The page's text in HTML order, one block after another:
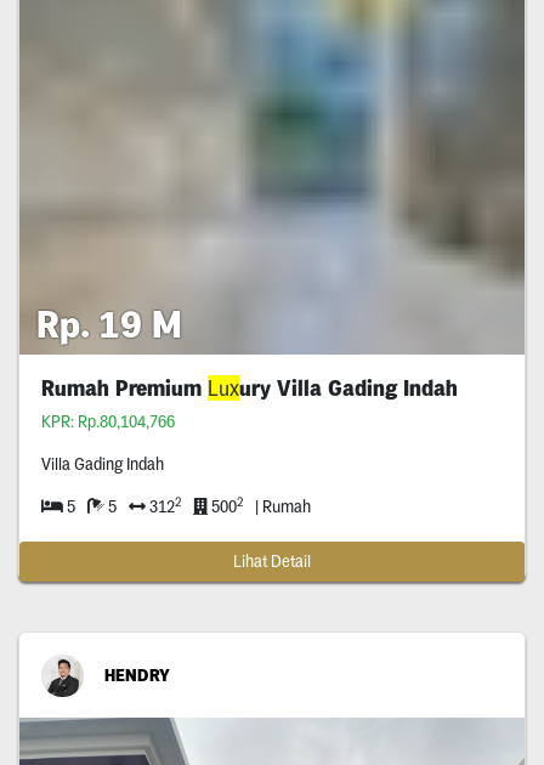
Rp. 19 M
Rumah Premium Luxury Villa Gading Indah
KPR: Rp.80,104,766
Villa Gading Indah
5 5 3122 5002 | Rumah
Lihat Detail
HENDRY